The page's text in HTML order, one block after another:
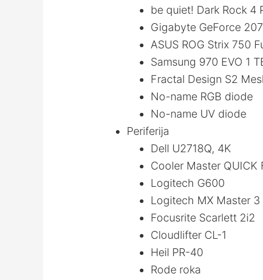
be quiet! Dark Rock 4
Gigabyte GeForce
ASUS ROG Strix 750
Samsung 970 EVO 1
Fractal Design S2
No-name RGB diode
No-name UV diode
Periferija
Dell U2718Q, 4K
Cooler Master QUICK
Logitech G600
Logitech MX Master 3
Focusrite Scarlett 2i2
Cloudlifter CL-1
Heil PR-40
Rode roka